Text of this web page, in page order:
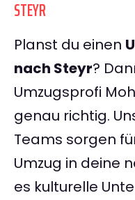
STEYR
Planst du einen
nach Steyr?
Umzugsprofi
genau richtig.
Teams sorgen
Umzug in deine
es kulturelle